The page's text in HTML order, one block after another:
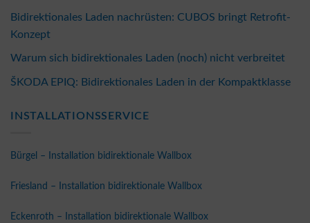
Bidirektionales Laden nachrüsten: CUBOS bringt Retrofit-
Konzept
Warum sich bidirektionales Laden (noch) nicht verbreitet
ŠKODA EPIQ: Bidirektionales Laden in der Kompaktklasse
INSTALLATIONSSERVICE
Bürgel – Installation bidirektionale Wallbox
Friesland – Installation bidirektionale Wallbox
Eckenroth – Installation bidirektionale Wallbox